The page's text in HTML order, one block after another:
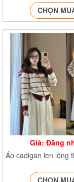
CHỌN
Giá: Đăng